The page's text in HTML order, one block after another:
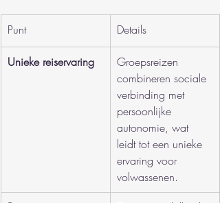
Punt Details
Unieke reiservaring
Groepsreizen
combineren sociale
verbinding met
persoonlijke
autonomie, wat
leidt tot een unieke
ervaring voor
volwassenen.